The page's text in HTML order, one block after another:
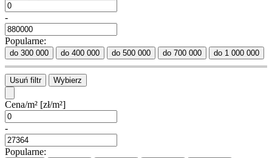
-
Popularne:
do 300 000 do 400 000 do 500 000 do 700 000 do 1 000 000
Usuń filtr Wybierz
Cena/m² [zł/m²]
-
Popularne: